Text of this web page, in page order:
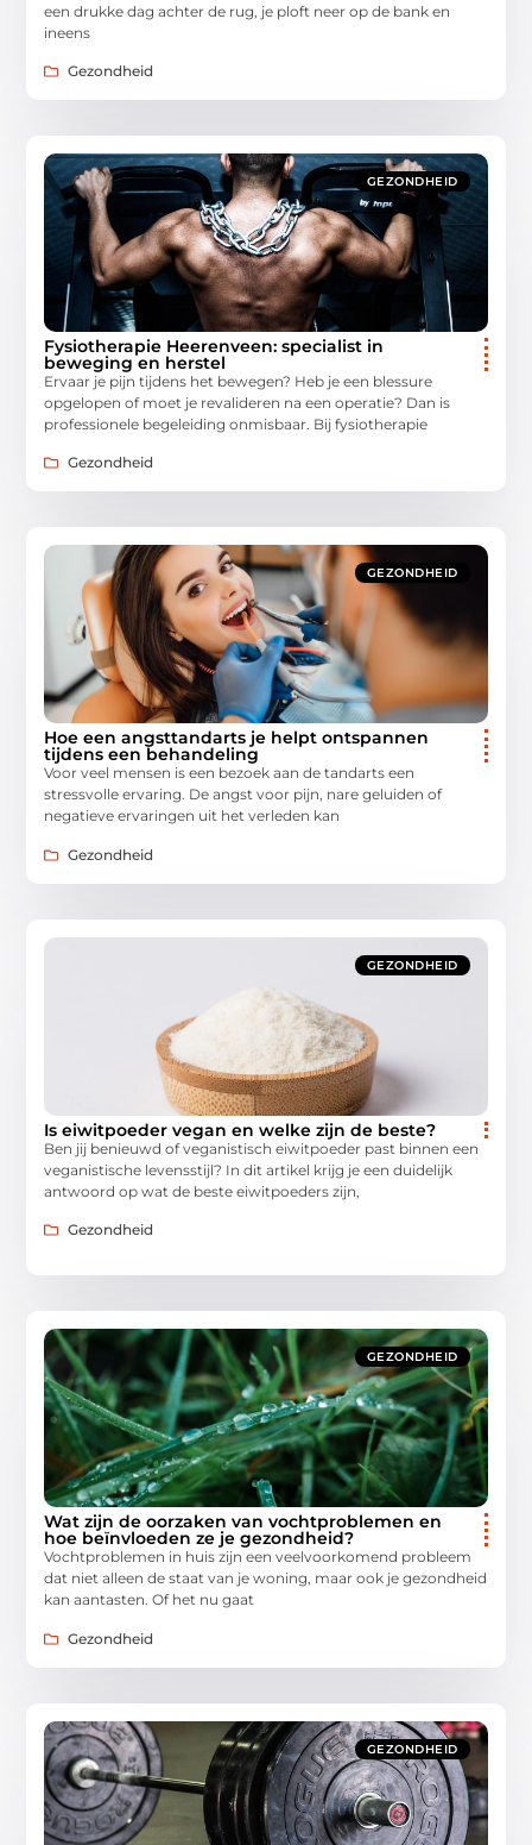
een drukke dag achter de rug, je ploft neer op de bank en
ineens
Gezondheid
GEZONDHEID
Fysiotherapie Heerenveen: specialist in
beweging en herstel
Ervaar je pijn tijdens het bewegen? Heb je een blessure
opgelopen of moet je revalideren na een operatie? Dan is
professionele begeleiding onmisbaar. Bij fysiotherapie
Gezondheid
GEZONDHEID
Hoe een angsttandarts je helpt ontspannen
tijdens een behandeling
Voor veel mensen is een bezoek aan de tandarts een
stressvolle ervaring. De angst voor pijn, nare geluiden of
negatieve ervaringen uit het verleden kan
Gezondheid
GEZONDHEID
Is eiwitpoeder vegan en welke zijn de beste?
Ben jij benieuwd of veganistisch eiwitpoeder past binnen een
veganistische levensstijl? In dit artikel krijg je een duidelijk
antwoord op wat de beste eiwitpoeders zijn,
Gezondheid
GEZONDHEID
Wat zijn de oorzaken van vochtproblemen en
hoe beïnvloeden ze je gezondheid?
Vochtproblemen in huis zijn een veelvoorkomend probleem
dat niet alleen de staat van je woning, maar ook je gezondheid
kan aantasten. Of het nu gaat
Gezondheid
GEZONDHEID